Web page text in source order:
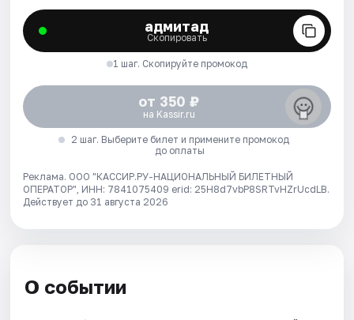
адмитад
Скопировать
1 шаг. Скопируйте промокод
от 350 ₽
на Kassir.ru
2 шаг. Выберите билет и примените промокод
до оплаты
Реклама. ООО "КАССИР.РУ-НАЦИОНАЛЬНЫЙ БИЛЕТНЫЙ
ОПЕРАТОР", ИНН: 7841075409 erid: 25H8d7vbP8SRTvHZrUcdLB.
Действует до 31 августа 2026
О событии